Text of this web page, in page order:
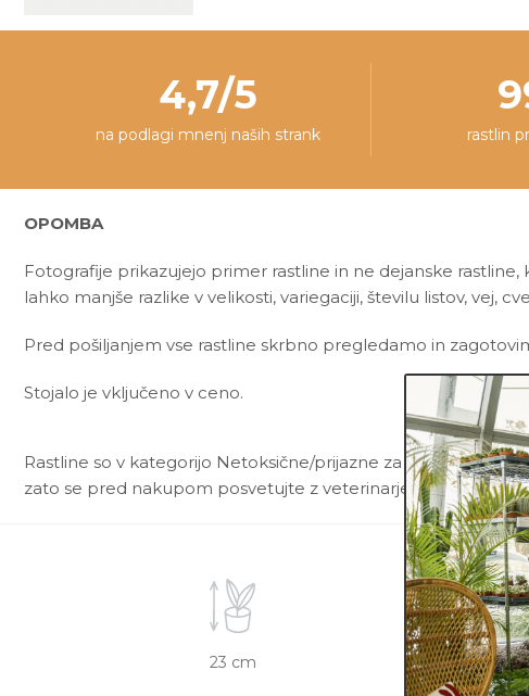
4,7/5
na podlagi mnenj naših strank rastlin
OPOMBA
Fotografije prikazujejo primer rastline in ne dejanske
lahko manjše razlike v velikosti, variegaciji, številu listov, vej,
Pred pošiljanjem vse rastline skrbno pregledamo in
Stojalo je vključeno v ceno.
Rastline so v kategorijo Netoksične/prijazne za živali
zato se pred nakupom posvetujte z veterinarjem.
23 cm 11 cm